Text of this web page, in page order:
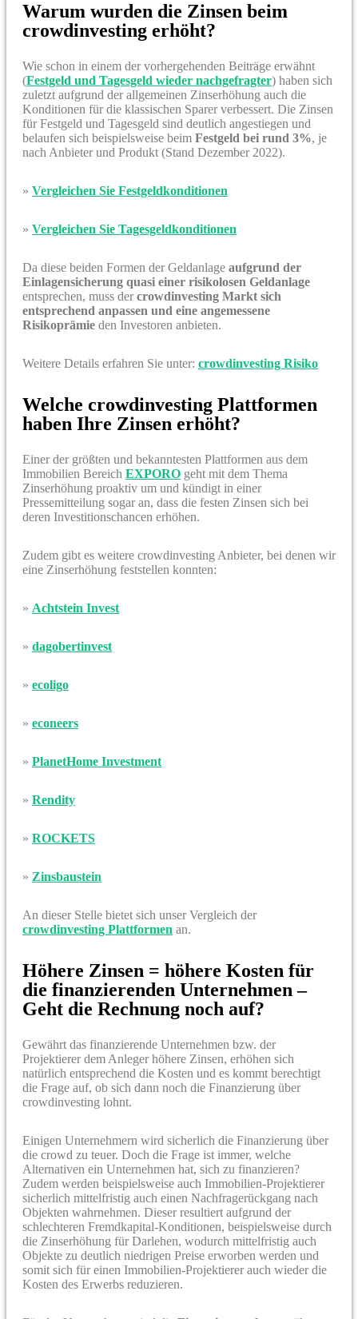
Warum wurden die Zinsen beim
crowdinvesting erhöht?
Wie schon in einem der vorhergehenden Beiträge erwähnt
(Festgeld und Tagesgeld wieder nachgefragter) haben sich
zuletzt aufgrund der allgemeinen Zinserhöhung auch die
Konditionen für die klassischen Sparer verbessert. Die Zinsen
für Festgeld und Tagesgeld sind deutlich angestiegen und
belaufen sich beispielsweise beim Festgeld bei rund 3%, je
nach Anbieter und Produkt (Stand Dezember 2022).
» Vergleichen Sie Festgeldkonditionen
» Vergleichen Sie Tagesgeldkonditionen
Da diese beiden Formen der Geldanlage aufgrund der
Einlagensicherung quasi einer risikolosen Geldanlage
entsprechen, muss dercrowdinvesting Markt sich
entsprechend anpassen und eine angemessene
Risikoprämie den Investoren anbieten.
Weitere Details erfahren Sie unter: crowdinvesting Risiko
Welche crowdinvesting Plattformen
haben Ihre Zinsen erhöht?
Einer der größten und bekanntesten Plattformen aus dem
Immobilien Bereich EXPORO geht mit dem Thema
Zinserhöhung proaktiv um und kündigt in einer
Pressemitteilung sogar an, dass die festen Zinsen sich bei
deren Investitionschancen erhöhen.
Zudem gibt es weitere crowdinvesting Anbieter, bei denen wir
eine Zinserhöhung feststellen konnten:
» Achtstein Invest
» dagobertinvest
» ecoligo
» econeers
» PlanetHome Investment
» Rendity
» ROCKETS
» Zinsbaustein
An dieser Stelle bietet sich unser Vergleich der
crowdinvesting Plattformen an.
Höhere Zinsen = höhere Kosten für
die finanzierenden Unternehmen –
Geht die Rechnung noch auf?
Gewährt das finanzierende Unternehmen bzw. der
Projektierer dem Anleger höhere Zinsen, erhöhen sich
natürlich entsprechend die Kosten und es kommt berechtigt
die Frage auf, ob sich dann noch die Finanzierung über
crowdinvesting lohnt.
Einigen Unternehmern wird sicherlich die Finanzierung über
die crowd zu teuer. Doch die Frage ist immer, welche
Alternativen ein Unternehmen hat, sich zu finanzieren?
Zudem werden beispielsweise auch Immobilien-Projektierer
sicherlich mittelfristig auch einen Nachfragerückgang nach
Objekten wahrnehmen. Dieser resultiert aufgrund der
schlechteren Fremdkapital-Konditionen, beispielsweise durch
die Zinserhöhung für Darlehen, wodurch mittelfristig auch
Objekte zu deutlich niedrigen Preise erworben werden und
somit sich für einen Immobilien-Projektierer auch wieder die
Kosten des Erwerbs reduzieren.